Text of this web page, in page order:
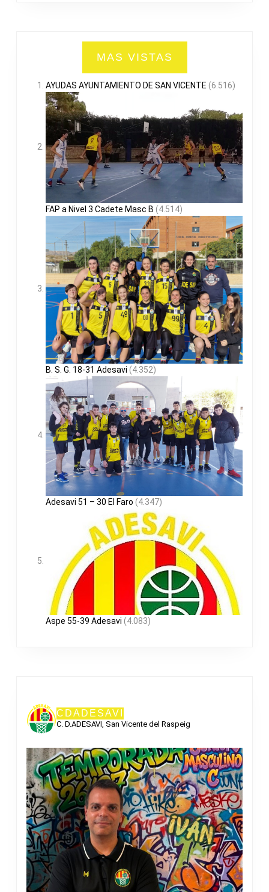
MAS VISTAS
AYUDAS AYUNTAMIENTO DE SAN VICENTE (6.516)
FAP a Nivel 3 Cadete Masc B (4.514)
B. S. G. 18-31 Adesavi (4.352)
Adesavi 51 – 30 El Faro (4.347)
Aspe 55-39 Adesavi (4.083)
CDADESAVI
C. D.ADESAVI, San Vicente del Raspeig